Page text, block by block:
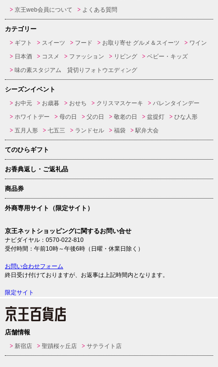
京王web会員について
よくある質問
カテゴリー
ギフト スイーツ フード お取り寄せ グルメ＆スイーツ
ワイン
日本酒
コスメ ファッション リビング
ベビー・キッズ
味の素スタジアム 貸切りフォトウエディング
シーズンイベント
お中元 お歳暮 おせち クリスマスケーキ
バレンタインデー
ホワイトデー
母の日 父の日 敬老の日 盆提灯
ひな人形
五月人形
七五三 ランドセル 福袋 駅弁大会
てのひらギフト
お香典返し・ご返礼品
商品券
外商専用サイト（限定サイト）
京王ネットショッピングに関するお問い合せ
ナビダイヤル：0570-022-810
受付時間：午前10時～午後6時（日曜・休業日除く）
お問い合わせフォーム
終日受け付けておりますが、お返事は上記時間内となります。
限定サイト
店舗情報
新宿店 聖蹟桜ヶ丘店 サテライト店